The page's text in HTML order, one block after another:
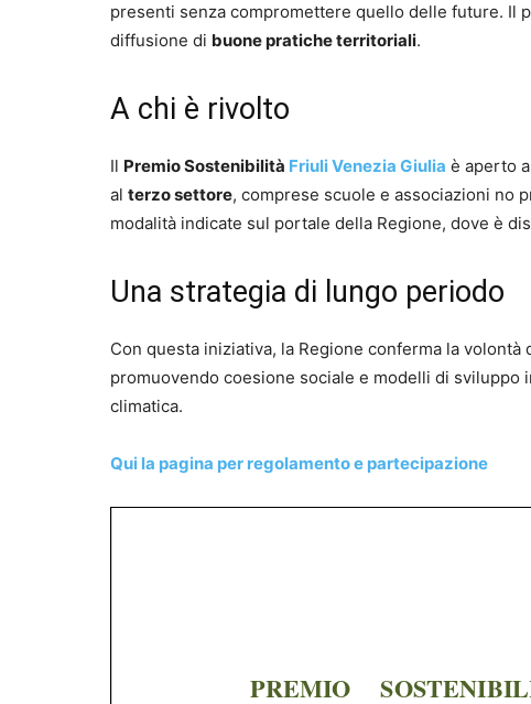
presenti senza compromettere quello delle future. Il
diffusione di buone pratiche territoriali.
A chi è rivolto
Il Premio Sostenibilità Friuli Venezia Giulia è aperto a
al terzo settore, comprese scuole e associazioni no
modalità indicate sul portale della Regione, dove è
Una strategia di lungo periodo
Con questa iniziativa, la Regione conferma la
promuovendo coesione sociale e modelli di
climatica.
Qui la pagina per regolamento e partecipazione